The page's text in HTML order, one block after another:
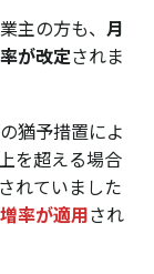
主の方も、 月
が改定されま
猶予措置によ
を超える場合
れていました
率が適用され